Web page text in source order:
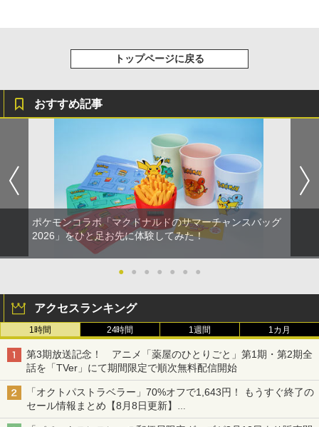
トップページに戻る
おすすめ記事
ポケモンコラボ「マクドナルドのサマーチャンスバッグ
2026」をひと足お先に体験してみた！
● ● ● ● ● ● ●
アクセスランキング
1時間 24時間 1週間 1カ月
第3期放送記念！ アニメ「薬屋のひとりごと」第1期・第2期全
話を「TVer」にて期間限定で順次無料配信開始
「オクトパストラベラー」70%オフで1,643円！ もうすぐ終了の
セール情報まとめ【8月8日更新】
ニンテンドーeショップでは「大神 絶景版」が67%オフで990円